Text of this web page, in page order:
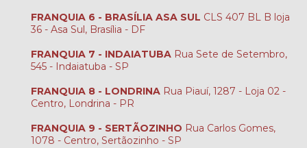
FRANQUIA 6 - BRASÍLIA ASA SUL CLS 407 BL B loja
36 - Asa Sul, Brasília - DF
FRANQUIA 7 - INDAIATUBA Rua Sete de Setembro,
545 - Indaiatuba - SP
FRANQUIA 8 - LONDRINA Rua Piauí, 1287 - Loja 02 -
Centro, Londrina - PR
FRANQUIA 9 - SERTÃOZINHO Rua Carlos Gomes,
1078 - Centro, Sertãozinho - SP